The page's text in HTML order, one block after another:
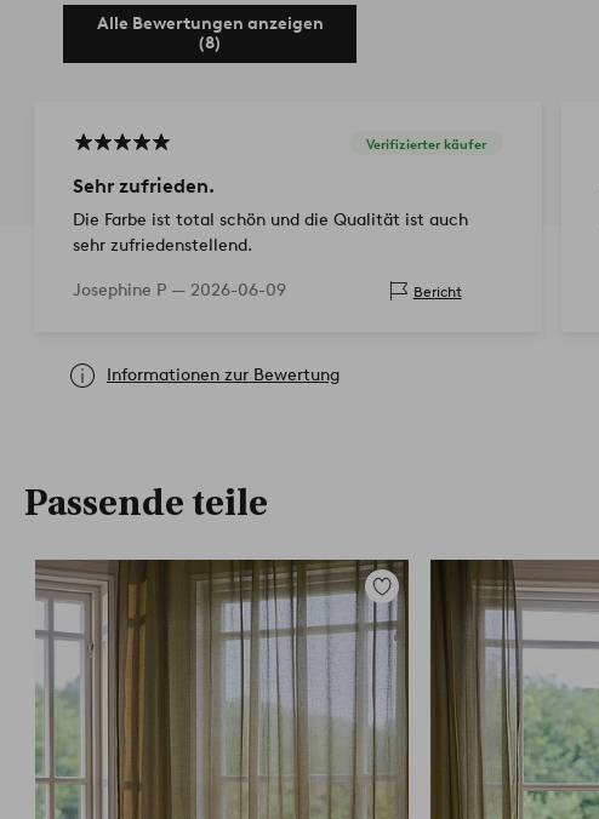
Alle Bewertungen anzeigen
(8)
Verifizierter käufer
Sehr zufrieden.
Die Farbe ist total schön und die Qualität ist auch
sehr zufriedenstellend.
Josephine P — 2026-06-09 Bericht
Informationen zur Bewertung
Passende teile
Zu
Favoriten
hinzufügen